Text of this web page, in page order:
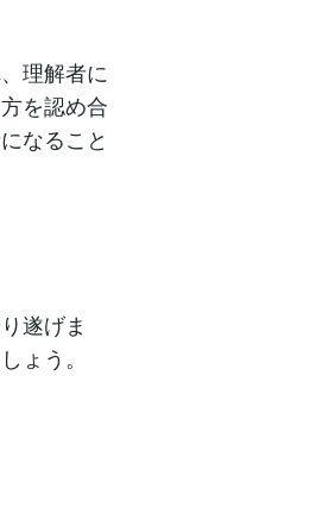
理解者に
を認め合
なること
遂げま
ょう。